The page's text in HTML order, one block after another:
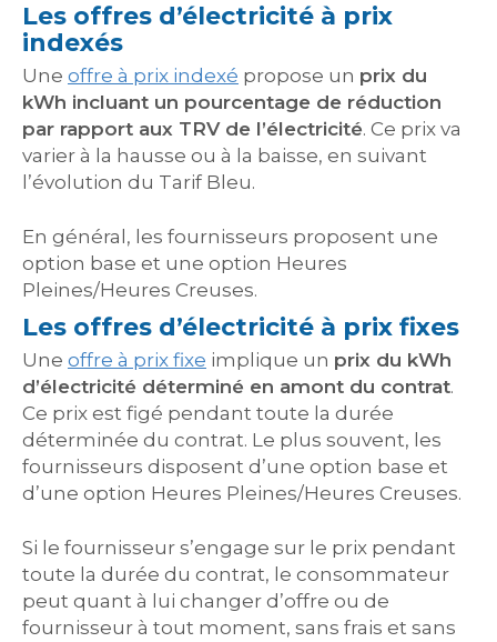
Les offres d’électricité à prix
indexés
Une offre à prix indexé propose un prix du
kWh incluant un pourcentage de réduction
par rapport aux TRV de l’électricité. Ce prix va
varier à la hausse ou à la baisse, en suivant
l’évolution du Tarif Bleu.
En général, les fournisseurs proposent une
option base et une option Heures
Pleines/Heures Creuses.
Les offres d’électricité à prix fixes
Une offre à prix fixe implique un prix du kWh
d’électricité déterminé en amont du contrat.
Ce prix est figé pendant toute la durée
déterminée du contrat. Le plus souvent, les
fournisseurs disposent d’une option base et
d’une option Heures Pleines/Heures Creuses.
Si le fournisseur s’engage sur le prix pendant
toute la durée du contrat, le consommateur
peut quant à lui changer d’offre ou de
fournisseur à tout moment, sans frais et sans